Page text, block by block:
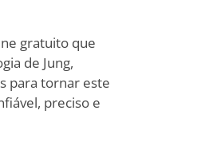
gratuito que
de Jung,
para tornar este
preciso e